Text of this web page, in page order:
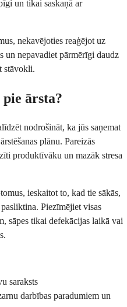
un tikai saskaņā ar
nekavējoties reaģējot uz
un nepavadiet pārmērīgi daudz
stāvokli.
ārsta?
nodrošināt, ka jūs saņemat
plānu. Pareizās
produktīvāku un mazāk stresa
ieskaitot to, kad tie sākās,
Piezīmējiet visas
sāpes tikai defekācijas laikā vai
saraksts
darbības paradumiem un